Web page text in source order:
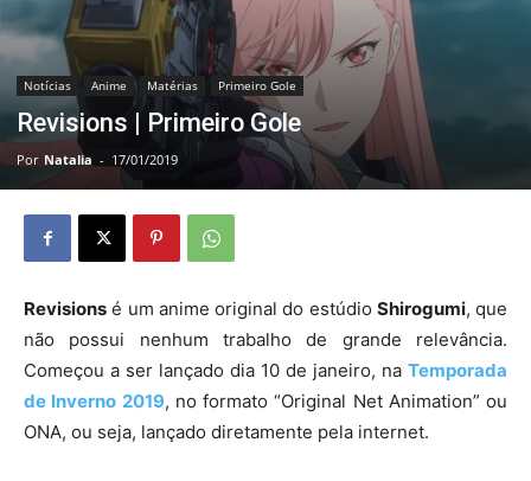
Notícias Anime Matérias Primeiro Gole
Revisions | Primeiro Gole
Por Natalia - 17/01/2019
Revisions é um anime original do estúdio Shirogumi, que
não possui nenhum trabalho de grande relevância.
Começou a ser lançado dia 10 de janeiro, na Temporada
de Inverno 2019, no formato “Original Net Animation” ou
ONA, ou seja, lançado diretamente pela internet.